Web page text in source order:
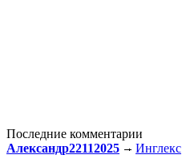
Последние комментарии
Александр22112025
Инглекс